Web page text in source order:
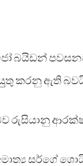
බයිඩන්
කරනු ඇති
ආරක්ෂක
සර්ගේ